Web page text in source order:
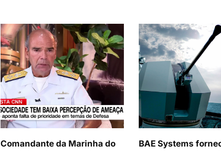
Comandante da Marinha do
BAE Systems